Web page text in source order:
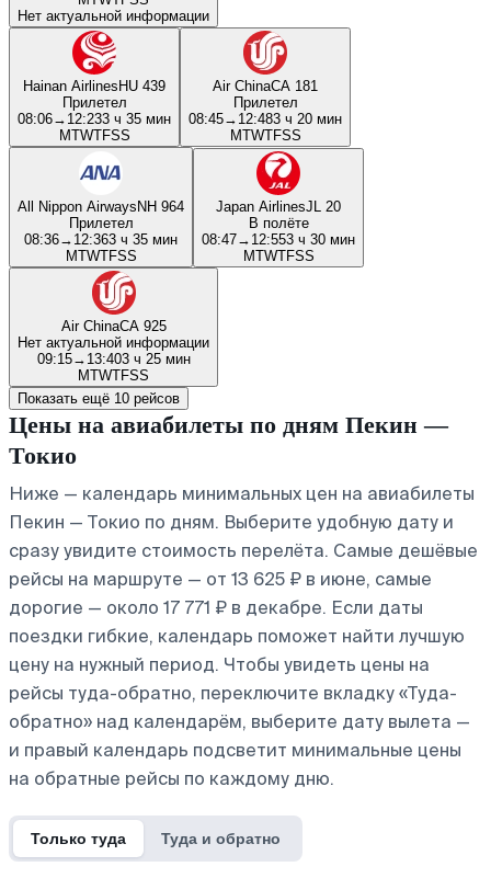
Нет актуальной информации
Hainan AirlinesHU 439
Прилетел
08:06→ 12:233 ч 35 мин
MTWTFSS
Air ChinaCA 181
Прилетел
08:45→ 12:483 ч 20 мин
MTWTFSS
All Nippon AirwaysNH 964
Прилетел
08:36→ 12:363 ч 35 мин
MTWTFSS
Japan AirlinesJL 20
В полёте
08:47→ 12:553 ч 30 мин
MTWTFSS
Air ChinaCA 925
Нет актуальной информации
09:15→ 13:403 ч 25 мин
MTWTFSS
Показать ещё 10 рейсов
Цены на авиабилеты по дням Пекин —
Токио
Ниже — календарь минимальных цен на авиабилеты
Пекин — Токио по дням. Выберите удобную дату и
сразу увидите стоимость перелёта. Самые дешёвые
рейсы на маршруте — от 13 625 ₽ в июне, самые
дорогие — около 17 771 ₽ в декабре. Если даты
поездки гибкие, календарь поможет найти лучшую
цену на нужный период. Чтобы увидеть цены на
рейсы туда-обратно, переключите вкладку «Туда-
обратно» над календарём, выберите дату вылета —
и правый календарь подсветит минимальные цены
на обратные рейсы по каждому дню.
Только туда Туда и обратно